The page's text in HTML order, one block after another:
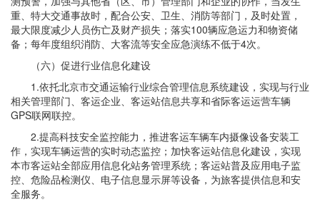
重、特大交通事故时，配合公安、卫生、消防等部门，及时处置，
最大限度减少人员伤亡及财产损失；落实100辆应急运力和物资储
备；每年度组织消防、大客流等安全应急演练不低于4次。
（六）促进行业信息化建设
1.依托北京市交通运输行业综合管理信息系统建设，实现与行业
相关管理部门、客运企业、客运站信息共享和省际客运运营车辆
GPS联网联控。
2.提高科技安全监控能力，推进客运车辆车内摄像设备安装工
作，实现车辆运营的实时动态监控；加快客运站信息化建设，实现
本市客运站全部应用信息化站务管理系统；客运站普及应用电子监
控、危险品检测仪、电子信息显示屏等设备，为旅客提供信息和安
全服务。